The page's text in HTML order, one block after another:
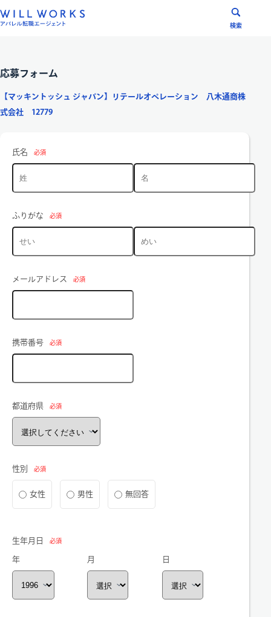
ン
ツ
ス
キ
検索
応募フォーム
【マッキントッシュ ジャパン】リテールオペレーション 八木通商株
式会社 12779
氏名 必須
ふりがな 必須
メールアドレス 必須
携帯番号 必須
都道府県 必須
性別 必須
女性 男性 無回答
生年月日 必須
年 月 日